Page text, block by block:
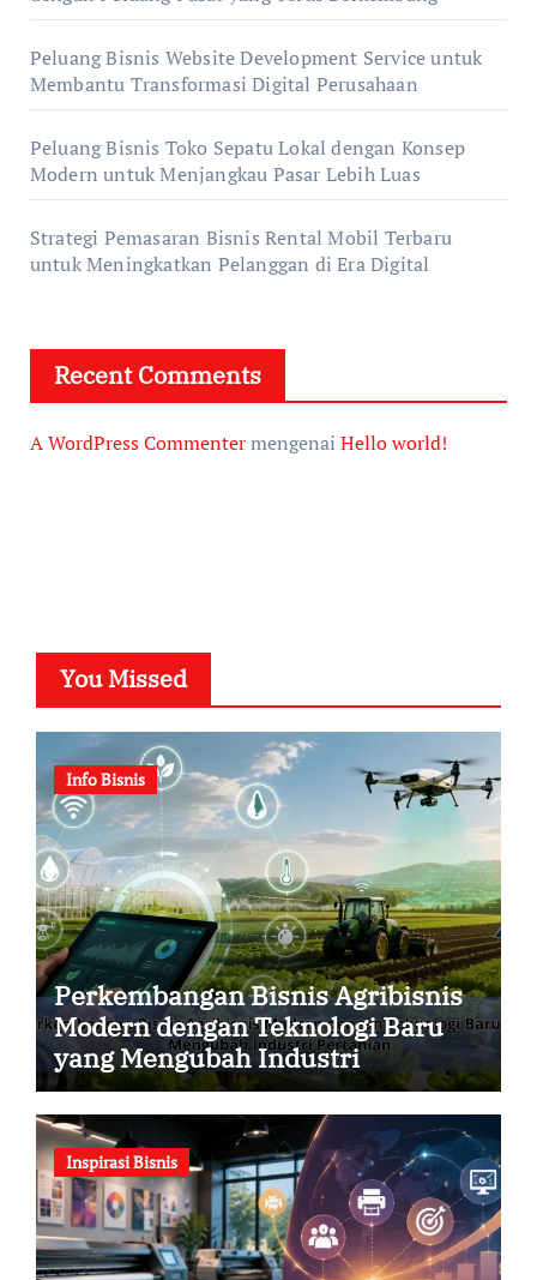
Peluang Bisnis Website Development Service untuk
Membantu Transformasi Digital Perusahaan
Peluang Bisnis Toko Sepatu Lokal dengan Konsep
Modern untuk Menjangkau Pasar Lebih Luas
Strategi Pemasaran Bisnis Rental Mobil Terbaru
untuk Meningkatkan Pelanggan di Era Digital
Recent Comments
A WordPress Commentermengenai Hello world!
You Missed
Info Bisnis
Perkembangan Bisnis Agribisnis
Modern dengan Teknologi Baru
yang Mengubah Industri
Pertanian
Inspirasi Bisnis